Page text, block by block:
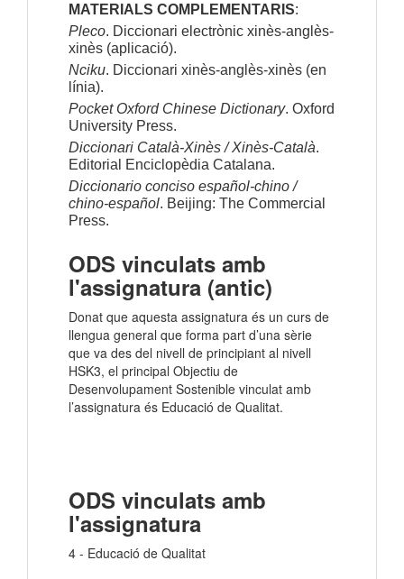
MATERIALS COMPLEMENTARIS:
Pleco. Diccionari electrònic xinès-anglès-
xinès (aplicació).
Nciku. Diccionari xinès-anglès-xinès (en
línia).
Pocket Oxford Chinese Dictionary. Oxford
University Press.
Diccionari Català-Xinès / Xinès-Català.
Editorial Enciclopèdia Catalana.
Diccionario conciso español-chino /
chino-español. Beijing: The Commercial
Press.
ODS vinculats amb
l'assignatura (antic)
Donat que aquesta assignatura és un curs de
llengua general que forma part d’una sèrie
que va des del nivell de principiant al nivell
HSK3, el principal Objectiu de
Desenvolupament Sostenible vinculat amb
l’assignatura és Educació de Qualitat.
ODS vinculats amb
l'assignatura
4 - Educació de Qualitat